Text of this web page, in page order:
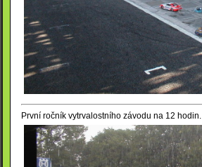
První ročník vytrvalostního závodu na 12 hodin.